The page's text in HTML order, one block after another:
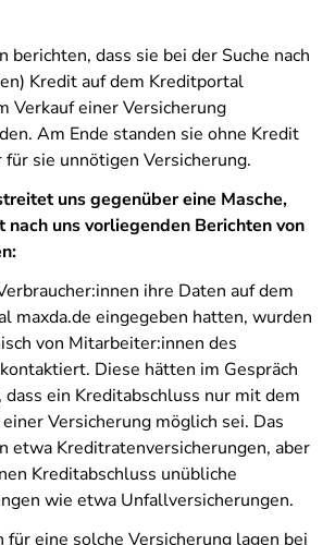
berichten, dass sie bei der Suche nach
Kredit auf dem Kreditportal
Verkauf einer Versicherung
Am Ende standen sie ohne Kredit
sie unnötigen Versicherung.
uns gegenüber eine Masche,
nach uns vorliegenden Berichten von
ihre Daten auf dem
maxda.de eingegeben hatten, wurden
von Mitarbeiter:innen des
Diese hätten im Gespräch
dass ein Kreditabschluss nur mit dem
Versicherung möglich sei. Das
etwa Kreditratenversicherungen, aber
Kreditabschluss unübliche
wie etwa Unfallversicherungen.
für eine solche Versicherung lagen bei